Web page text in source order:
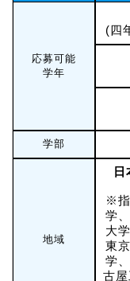
応募可能
学年
(四
学部
地域
※指
学
大
東
学
古